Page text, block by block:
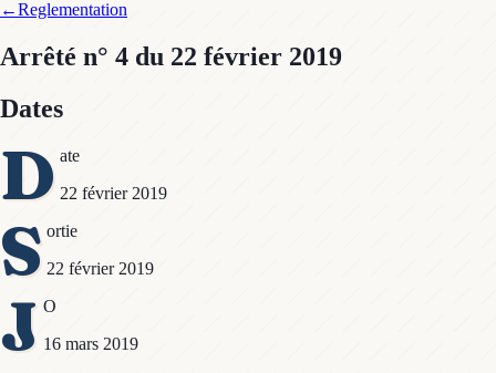
←Reglementation
Arrêté n° 4 du 22 février 2019
Dates
D ate
22 février 2019
S ortie
22 février 2019
J O
16 mars 2019